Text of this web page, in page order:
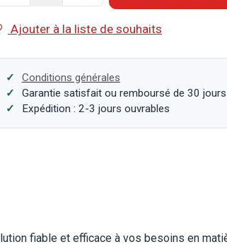
Ajouter à la liste de souhaits
Conditions générales
Garantie satisfait ou remboursé de 30 jours
Expédition : 2-3 jours ouvrables
fiable et efficace à vos besoins en